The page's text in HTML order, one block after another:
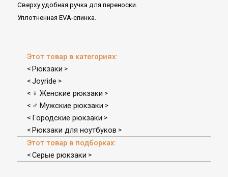
Сверху удобная ручка для переноски.
Уплотненная EVA-спинка.
Этот товар в категориях:
< Рюкзаки >
< Joyride >
< ♀ Женские рюкзаки >
< ♂ Мужские рюкзаки >
< Городские рюкзаки >
< Рюкзаки для ноутбуков >
Этот товар в подборках:
< Серые рюкзаки >